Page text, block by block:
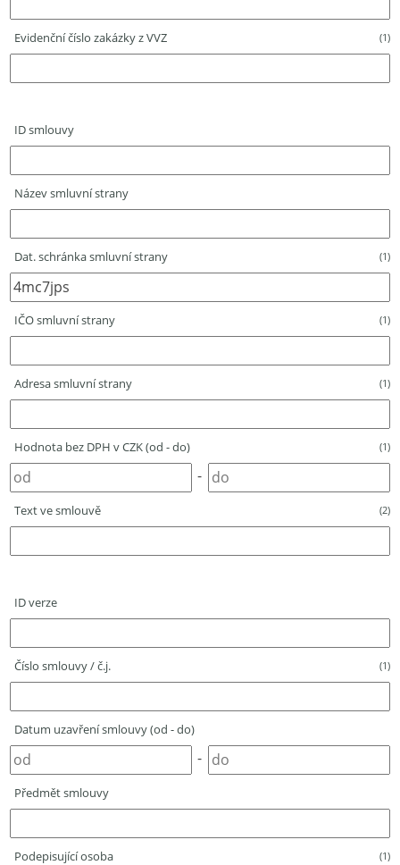
Evidenční číslo zakázky z VVZ (1)
ID smlouvy
Název smluvní strany
Dat. schránka smluvní strany (1)
IČO smluvní strany (1)
Adresa smluvní strany (1)
Hodnota bez DPH v CZK (od - do) (1)
-
Text ve smlouvě (2)
ID verze
Číslo smlouvy / č.j. (1)
Datum uzavření smlouvy (od - do)
-
Předmět smlouvy
Podepisující osoba (1)